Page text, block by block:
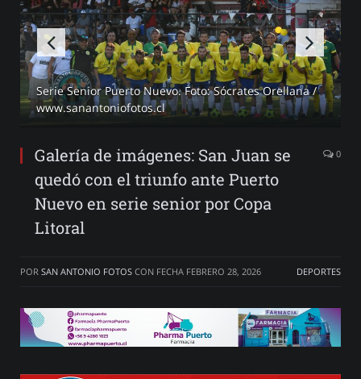
Serie Senior San Juan. Foto: Sócrates Orellana /
www.sanantoniofotos.cl
Galería de imágenes: San Juan se
quedó con el triunfo ante Puerto
Nuevo en serie senior por Copa
Litoral
0
POR SAN ANTONIO FOTOS CON FECHA FEBRERO 28, 2026 DEPORTES